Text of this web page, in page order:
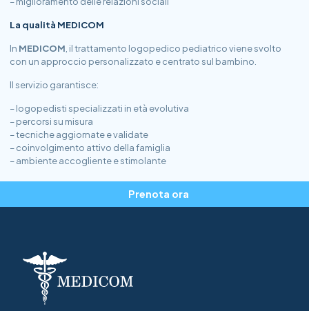
La qualità MEDICOM
In MEDICOM , il trattamento logopedico pediatrico viene svolto
con un approccio personalizzato e centrato sul bambino.
Il servizio garantisce:
– logopedisti specializzati in età evolutiva
– percorsi su misura
– tecniche aggiornate e validate
– coinvolgimento attivo della famiglia
– ambiente accogliente e stimolante
Prenota ora